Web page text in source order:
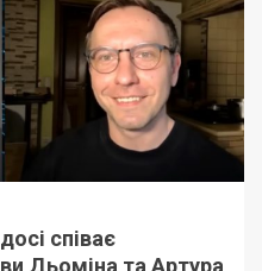
співає
Дьоміна та Артура